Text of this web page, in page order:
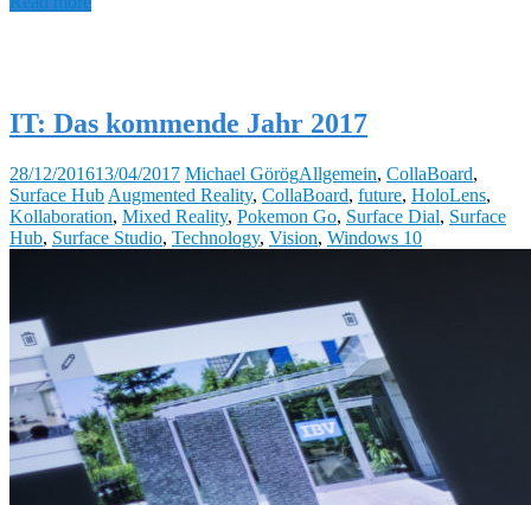
IT: Das kommende Jahr 2017
28/12/201613/04/2017 Michael GörögAllgemein, CollaBoard,
Surface Hub Augmented Reality, CollaBoard, future, HoloLens,
Kollaboration, Mixed Reality, Pokemon Go, Surface Dial, Surface
Hub, Surface Studio, Technology, Vision, Windows 10